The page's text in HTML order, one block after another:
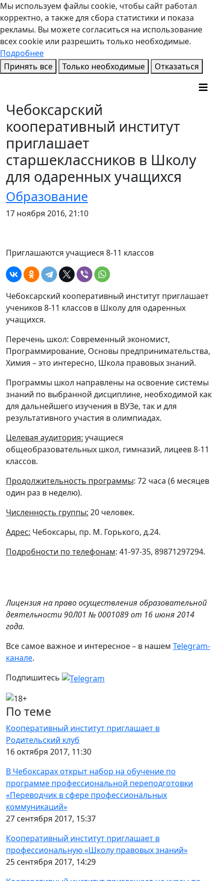
Мы используем файлы cookie, чтобы сайт работал
корректно, а также для сбора статистики и показа
рекламы. Вы можете согласиться на использование
всех cookie или разрешить только необходимые.
Подробнее
Принять все
Только необходимые Отказаться
Чебоксарский
кооперативный институт
приглашает
старшеклассников в Школу
для одаренных учащихся
Образование
17 ноября 2016, 21:10
Приглашаются учащиеся 8-11 классов
Чебоксарский кооперативный институт приглашает
учеников 8-11 классов в Школу для одаренных
учащихся.
Перечень школ: Современный экономист,
Программирование, Основы предпринимательства,
Химия – это интересно, Школа правовых знаний.
Программы школ направлены на освоение системы
знаний по выбранной дисциплине, необходимой как
для дальнейшего изучения в ВУЗе, так и для
результативного участия в олимпиадах.
Целевая аудитория: учащиеся
общеобразовательных школ, гимназий, лицеев 8-11
классов.
Продолжительность программы: 72 часа (6 месяцев
один раз в неделю).
Численность группы: 20 человек.
Адрес: Чебоксары, пр. М. Горького, д.24.
Подробности по телефонам: 41-97-35, 89871297294.
Лицензия на право осуществления образовательной
деятельности 90Л01 № 0001089 от 16 июня 2014
года.
Все самое важное и интересное – в нашем Telegram-
канале.
Подпишитесь
По теме
Кооперативный институт приглашает в
Родительский клуб
16 октября 2017, 11:30
В Чебоксарах открыт набор на обучение по
программе профессиональной переподготовки
«Переводчик в сфере профессиональных
коммуникаций»
27 сентября 2017, 15:37
Кооперативный институт приглашает в
профессиональную «Школу правовых знаний»
25 сентября 2017, 14:29